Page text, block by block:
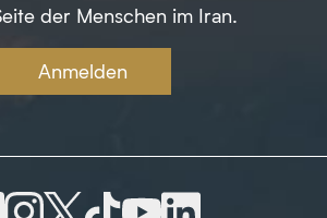
der Menschen im Iran.
Anmelden